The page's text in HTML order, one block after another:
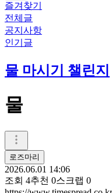
즐겨찾기
전체글
공지사항
인기글
물 마시기 챌린지
물
로즈마리
2026.06.01 14:06
조회 4추천 0스크랩 0